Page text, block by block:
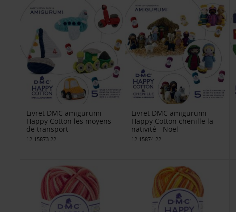
Livret DMC amigurumi
Happy Cotton les moyens
de transport
12 15873 22
Livret DMC amigurumi
Happy Cotton chenille la
nativité - Noël
12 15874 22